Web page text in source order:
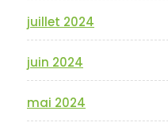
juillet 2024
juin 2024
mai 2024